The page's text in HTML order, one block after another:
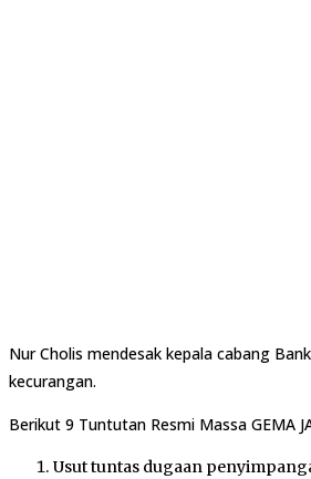
Nur Cholis mendesak kepala cabang
kecurangan.
Berikut 9 Tuntutan Resmi Massa GEMA
Usut tuntas dugaan